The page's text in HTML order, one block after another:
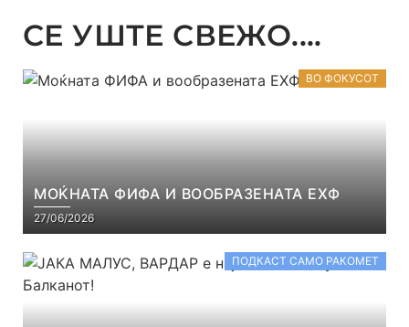
СЕ УШТЕ СВЕЖО....
ВО ФОКУСОТ
МОЌНАТА ФИФА И ВООБРАЗЕНАТА ЕХФ
27/06/2026
ПОДКАСТ САМО РАКОМЕТ